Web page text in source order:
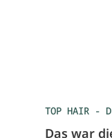
TOP HAIR -
Das war